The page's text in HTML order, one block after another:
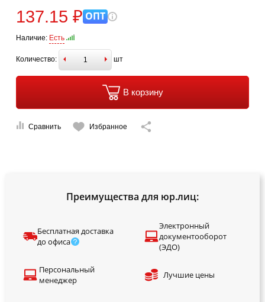
137.15 ₽ ОПТ
Наличие: Есть
Количество: шт
В корзину
Сравнить Избранное
Преимущества для юр.лиц:
Бесплатная доставка
до офиса
Электронный
документооборот
(ЭДО)
Персональный
менеджер
Лучшие цены